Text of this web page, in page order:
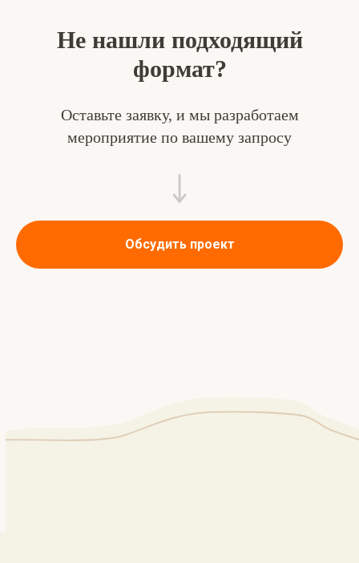
Не нашли подходящий
формат?
Оставьте заявку, и мы разработаем
мероприятие по вашему запросу
Обсудить проект